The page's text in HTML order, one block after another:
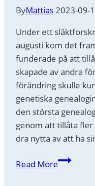
ByMattias2023-09-
Under ett
augusti kom det
funderade på att
skapade av andra
förändring skulle
genetiska
den största
genom att tillåta
dra nytta av att ha
Read MoreKommer